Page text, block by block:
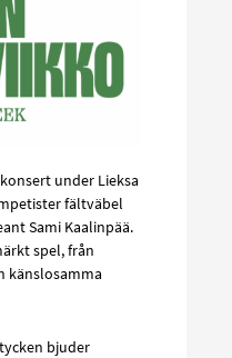
under Lieksa
fältväbel
Sami Kaalinpää.
spel, från
känslosamma
bjuder